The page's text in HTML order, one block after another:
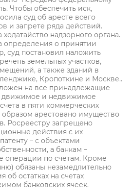
Чтобы обеспечить иск,
суд об аресте всего
и запрете ряда действий.
надзорного органа.
определения о принятии
суд постановил наложить
земельных участков,
а также зданий в
Кропоткине и Москве..
на все принадлежащие
движимое и недвижимое
в пяти коммерческих
арестовано имущество
Росреестру запрещено
действия с их
– с объектами
а банкам –
операции по счетам. Кроме
обязаны незамедлительно
об остатках на счетах
банковских ячеек.